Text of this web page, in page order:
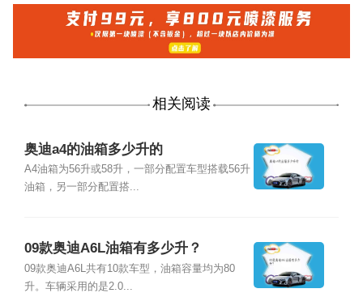
相关阅读
奥迪a4的油箱多少升的
A4油箱为56升或58升，一部分配置车型搭载56升
油箱，另一部分配置搭...
09款奥迪A6L油箱有多少升？
09款奥迪A6L共有10款车型，油箱容量均为80
升。车辆采用的是2.0...